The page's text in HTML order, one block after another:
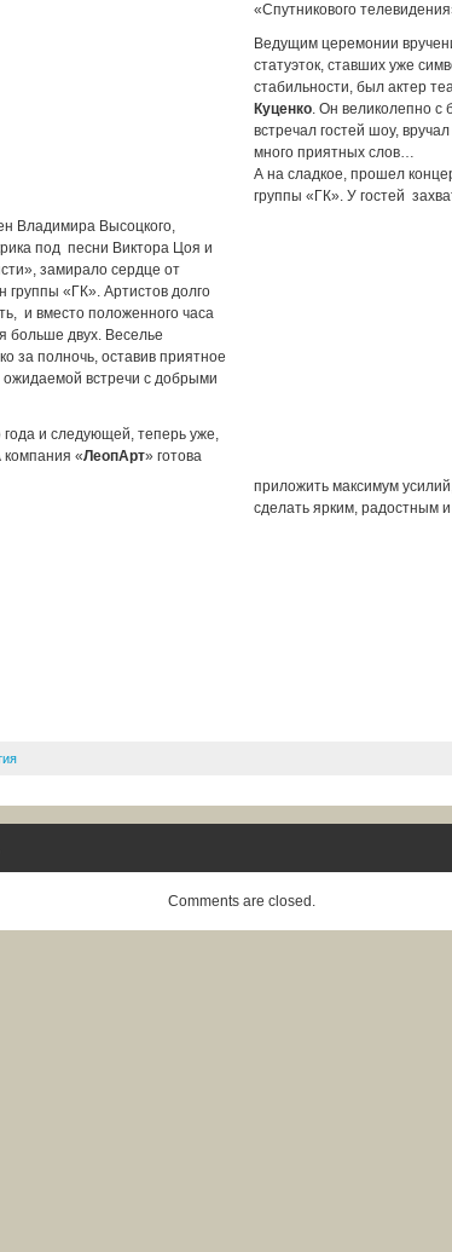
«Спутникового
Ведущим церемонии
статуэток, ставших уже
стабильности, был актер
Куценко. Он великолепно
встречал гостей шоу,
много приятных слов…
А на сладкое, прошел
группы «ГК». У гостей
Владимира Высоцкого,
под песни Виктора Цоя и
замирало сердце от
группы «ГК». Артистов долго
и вместо положенного часа
больше двух. Веселье
за полночь, оставив приятное
встречи с добрыми
и следующей, теперь уже,
компания «ЛеопАрт» готова
приложить максимум
сделать ярким, радостным
Comments are closed.